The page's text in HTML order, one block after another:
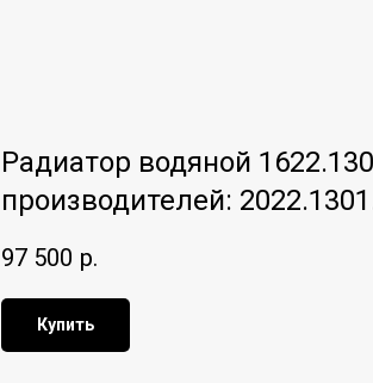
Радиатор водяной
производителей:
97 500 р.
Купить